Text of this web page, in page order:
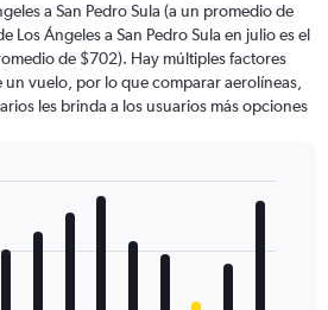
a San Pedro Sula (a un promedio de
Los Ángeles a San Pedro Sula en julio es el
de $702). Hay múltiples factores
vuelo, por lo que comparar aerolíneas,
les brinda a los usuarios más opciones